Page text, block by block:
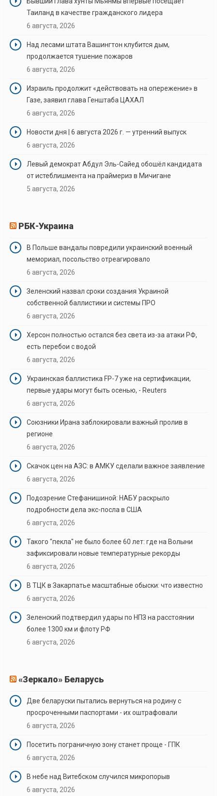
Таиланд в качестве гражданского лидера
6 августа, 2026
Над лесами штата Вашингтон клубится дым,
продолжается тушение пожаров
6 августа, 2026
Израиль продолжит «действовать на опережение» в
Газе, заявил глава Генштаба ЦАХАЛ
6 августа, 2026
Новости дня | 6 августа 2026 г. — утренний выпуск
6 августа, 2026
Левый демократ Абдул Эль-Сайед обошёл кандидата
от истеблишмента на праймериз в Мичигане
5 августа, 2026
РБК-Украина
В Польше вандалы повредили украинский военный
мемориал, посольство отреагировало
6 августа, 2026
Зеленский назвал сроки создания Украиной
собственной баллистики и системы ПРО
6 августа, 2026
Херсон полностью остался без света из-за атаки РФ,
есть перебои с водой
6 августа, 2026
Украинская баллистика FP-7 уже на сертификации,
первые удары могут быть осенью, - Reuters
6 августа, 2026
Союзники Ирана заблокировали важный пролив в
регионе
6 августа, 2026
Скачок цен на АЗС: в АМКУ сделали важное заявление
6 августа, 2026
Подозрение Стефанишиной: НАБУ раскрыло
подробности дела экс-посла в США
6 августа, 2026
Такого "пекла" не было более 60 лет: где на Волыни
зафиксировали новые температурные рекорды
6 августа, 2026
В ТЦК в Закарпатье масштабные обыски: что известно
6 августа, 2026
Зеленский подтвердил удары по НПЗ на расстоянии
более 1300 км и флоту РФ
6 августа, 2026
«Зеркало» Беларусь
Две беларуски пытались вернуться на родину с
просроченными паспортами - их оштрафовали
6 августа, 2026
Посетить пограничную зону станет проще - ГПК
6 августа, 2026
В небе над Витебском случился микропорыв
6 августа, 2026